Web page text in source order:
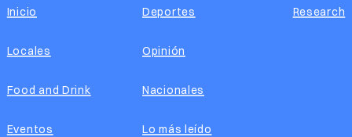
Inicio
Locales
Food and Drink
Eventos
Deportes
Opinión
Nacionales
Lo más leído
Research